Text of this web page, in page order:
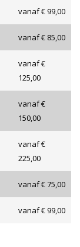
vanaf € 99,00
vanaf € 85,00
vanaf €
125,00
vanaf €
150,00
vanaf €
225,00
vanaf € 75,00
vanaf € 99,00